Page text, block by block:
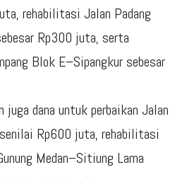
rehabilitasi Jalan Padang
Rp300 juta, serta
Blok E–Sipangkur sebesar
dana untuk perbaikan Jalan
Rp600 juta, rehabilitasi
Medan–Sitiung Lama